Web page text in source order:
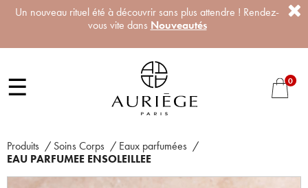
Un nouveau rituel été à découvrir sans plus attendre ! Rendez-
vous vite dans Nouveautés
☰ 0
Produits / Soins Corps / Eaux parfumées /
EAU PARFUMEE ENSOLEILLEE